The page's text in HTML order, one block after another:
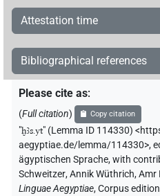
Kombination derḫzꜣy.t-
findet sich auf einer Statue
Kranz vonḥḏw-Zwiebeln/
(Urk. IV, 548.2).
Während Wb. 3, 332.13-14
verweist, das in den
ẖsꜣ.yt verwechselt und
nimmt man heute an,
Pflanze ein weiterer Name
ist. Die Identifikation der
wird dadurch erschwert,
Attestation time
Bibliographical references
Please cite as:
(Full citation) Copy citation
"ḫꜣs.yt" (Lemma ID 114330)
aegyptiae.de/lemma/114330>,
ägyptischen Sprache,with
Schweitzer,Annik Wüthrich,Amr
Linguae Aegyptiae,Corpus